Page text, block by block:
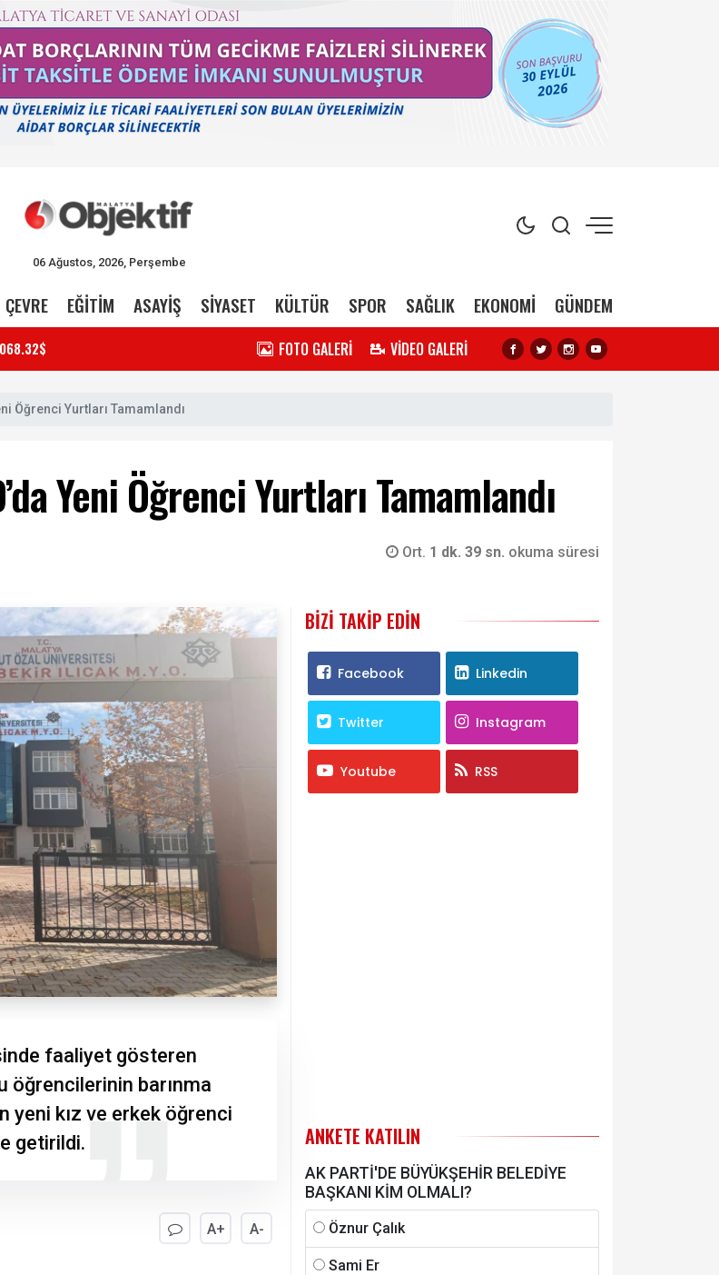
06 Ağustos, 2026, Perşembe
ÇEVRE EĞİTİM ASAYİŞ SİYASET KÜLTÜR SPOR SAĞLIK EKONOMİ GÜNDEM
FOTO GALERİ VİDEO GALERİ
Öğrenci Yurtları Tamamlandı
Yeni Öğrenci Yurtları Tamamlandı
Ort. 1 dk. 39 sn. okuma süresi
faaliyet gösteren
öğrencilerinin barınma
yeni kız ve erkek öğrenci
getirildi.
A+ A-
BIZI TAKIP EDIN
Facebook Linkedin
Twitter Instagram
Youtube RSS
ANKETE KATILIN
AK PARTİ'DE BÜYÜKŞEHİR BELEDİYE
BAŞKANI KİM OLMALI?
Öznur Çalık
Sami Er